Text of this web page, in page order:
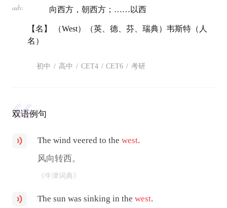
adv. 向西方，朝西方；……以西
【名】 （West）（英、德、芬、瑞典）韦斯特（人
名）
初中 / 高中 / CET4 / CET6 / 考研
双语例句
The wind veered to thewest.
风向转西。
《牛津词典》
The sun was sinking in thewest.